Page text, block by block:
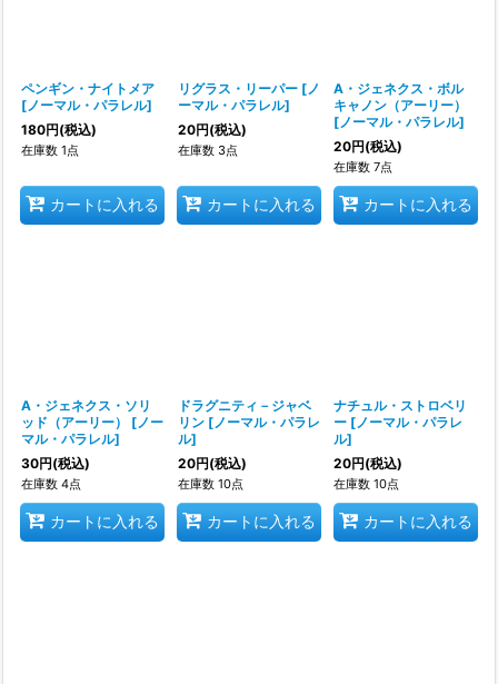
ペンギン・ナイトメア
[ ノーマル・パラレル]
180円(税込)
在庫数 1点
カートに入れる
リグラス・リーパー [ノ
ーマル・パラレル]
20円(税込)
在庫数 3点
カートに入れる
A・ジェネクス・ボル
キャノン（アーリー）
[ ノーマル・パラレル]
20円(税込)
在庫数 7点
カートに入れる
A・ジェネクス・ソリ
ッド（アーリー）
[ ノー
マル・パラレル]
30円(税込)
在庫数 4点
カートに入れる
ドラグニティ－ジャベ
リン [ノーマル・パラレ
ル]
20円(税込)
在庫数 10点
カートに入れる
ナチュル・ストロベリ
ー [ ノーマル・パラレ
ル]
20円(税込)
在庫数 10点
カートに入れる